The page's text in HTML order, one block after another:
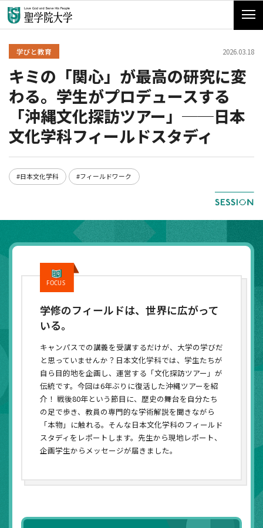
学びと教育 2026.03.18
キミの「関心」が最高の研究に変
わる。学生がプロデュースする
「沖縄文化探訪ツアー」──日本
文化学科フィールドスタディ
#日本文化学科 #フィールドワーク
学修のフィールドは、世界に広がって
いる。
キャンパスでの講義を受講するだけが、大学の学びだ
と思っていませんか？日本文化学科では、学生たちが
自ら目的地を企画し、運営する「文化探訪ツアー」が
伝統です。今回は6年ぶりに復活した沖縄ツアーを紹
介！ 戦後80年という節目に、歴史の舞台を自分たち
の足で歩き、教員の専門的な学術解説を聞きながら
「本物」に触れる。そんな日本文化学科のフィールド
スタディをレポートします。先生から現地レポート、
企画学生からメッセージが届きました。